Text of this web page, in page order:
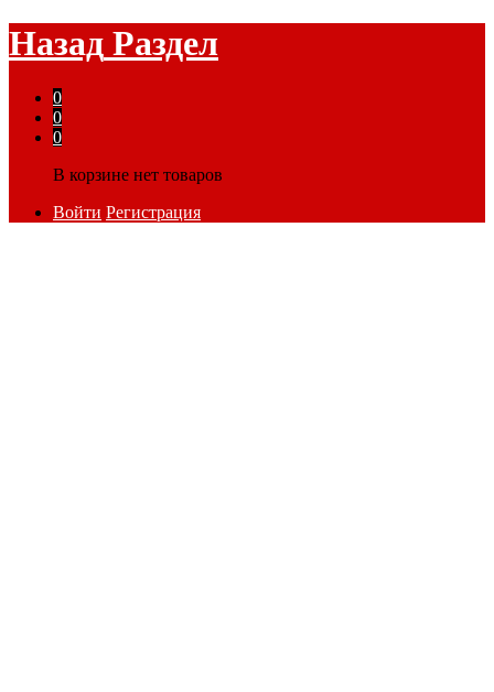
Назад Раздел
0
0
0
В корзине нет товаров
Войти Регистрация